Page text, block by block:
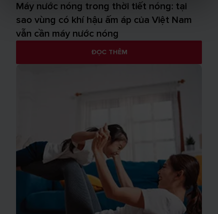
Máy nước nóng trong thời tiết nóng: tại
sao vùng có khí hậu ấm áp của Việt Nam
vẫn cần máy nước nóng
ĐỌC THÊM